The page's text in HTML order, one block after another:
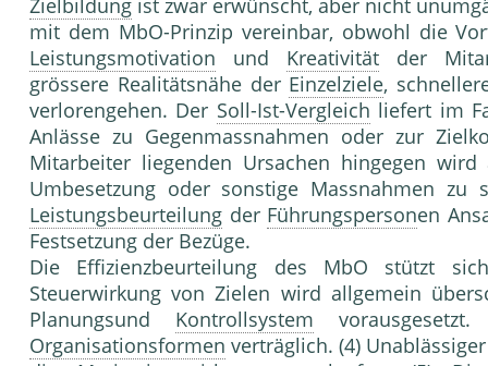
Zielbildung ist zwar erwünscht, aber nicht
mit dem MbO-Prinzip vereinbar, obwohl die
Leistungsmotivation und Kreativität der
grössere Realitätsnähe der Einzelziele,
verlorengehen. Der Soll-Ist-Vergleich liefert im
Anlässe zu Gegenmassnahmen oder zur
Mitarbeiter liegenden Ursachen hingegen
Umbesetzung oder sonstige Massnahmen
Leistungsbeurteilung der Führungspersonen
Festsetzung der Bezüge.
Die Effizienzbeurteilung des MbO stützt
Steuerwirkung von Zielen wird allgemein
Planungsund Kontrollsystem
Organisationsformen verträglich. (4)